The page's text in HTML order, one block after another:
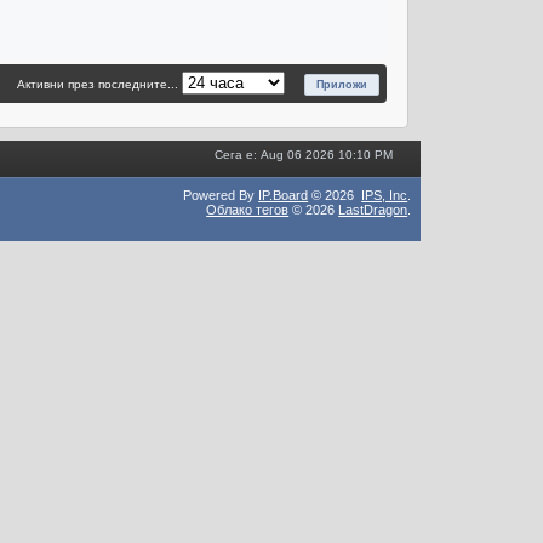
Активни през последните...
Сега е: Aug 06 2026 10:10 PM
Powered By IP.Board © 2026 IPS, Inc
Облако тегов © 2026 LastDragon